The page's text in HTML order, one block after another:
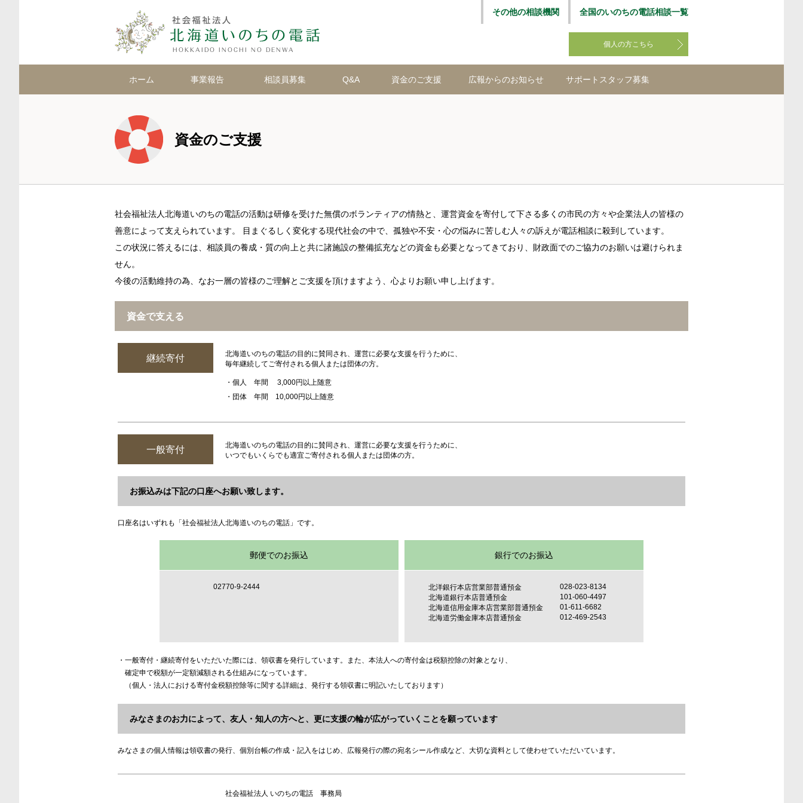
その他の相談機関 全国のいのちの電話相談一覧
個人の方こちら
ホーム 事業報告 相談員募集 Q&A 資金のご支援 広報からのお知らせ サポートスタッフ募集
資金のご支援
社会福祉法人北海道いのちの電話の活動は研修を受けた無償のボランティアの情熱と、運営資金を寄付して下さる多くの市民の方々や企業法人の皆様の
善意によって支えられています。 目まぐるしく変化する現代社会の中で、孤独や不安・心の悩みに苦しむ人々の訴えが電話相談に殺到しています。
この状況に答えるには、相談員の養成・質の向上と共に諸施設の整備拡充などの資金も必要となってきており、財政面でのご協力のお願いは避けられま
せん。
今後の活動維持の為、なお一層の皆様のご理解とご支援を頂けますよう、心よりお願い申し上げます。
資金で支える
継続寄付
北海道いのちの電話の目的に賛同され、運営に必要な支援を行うために、
毎年継続してご寄付される個人または団体の方。
・個人 年間 3,000円以上随意
・団体 年間 10,000円以上随意
一般寄付
北海道いのちの電話の目的に賛同され、運営に必要な支援を行うために、
いつでもいくらでも適宜ご寄付される個人または団体の方。
お振込みは下記の口座へお願い致します。
口座名はいずれも「社会福祉法人北海道いのちの電話」です。
郵便でのお振込
02770-9-2444
銀行でのお振込
北洋銀行本店営業部普通預金
028-023-8134
北海道銀行本店普通預金
101-060-4497
北海道信用金庫本店営業部普通預金
01-611-6682
北海道労働金庫本店普通預金
012-469-2543
・一般寄付・継続寄付をいただいた際には、領収書を発行しています。また、本法人への寄付金は税額控除の対象となり、
確定申で税額が一定額減額される仕組みになっています。
（個人・法人における寄付金税額控除等に関する詳細は、発行する領収書に明記いたしております）
みなさまのお力によって、友人・知人の方へと、更に支援の輪が広がっていくことを願っています
みなさまの個人情報は領収書の発行、個別台帳の作成・記入をはじめ、広報発行の際の宛名シール作成など、大切な資料として使わせていただいています。
社会福祉法人 いのちの電話 事務局